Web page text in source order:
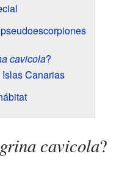
cavicola?
Canarias
cavicola?